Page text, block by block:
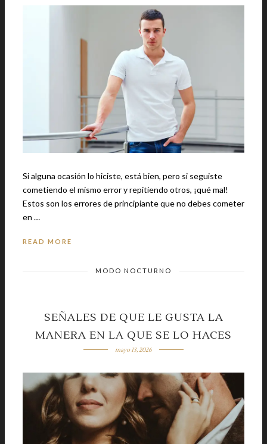
Si alguna ocasión lo hiciste, está bien, pero si seguiste
cometiendo el mismo error y repitiendo otros, ¡qué mal!
Estos son los errores de principiante que no debes cometer
en …
READ MORE
MODO NOCTURNO
SEÑALES DE QUE LE GUSTA LA
MANERA EN LA QUE SE LO HACES
mayo 13, 2026